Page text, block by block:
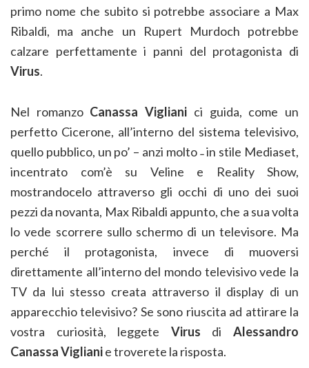
primo nome che subito si potrebbe associare a Max
Ribaldi, ma anche un Rupert Murdoch potrebbe
calzare perfettamente i panni del protagonista di
Virus.
Nel romanzo Canassa Vigliani ci guida, come un
perfetto Cicerone, all’interno del sistema televisivo,
quello pubblico, un po’ – anzi molto ˗ in stile Mediaset,
incentrato com’è su Veline e Reality Show,
mostrandocelo attraverso gli occhi di uno dei suoi
pezzi da novanta, Max Ribaldi appunto, che a sua volta
lo vede scorrere sullo schermo di un televisore. Ma
perché il protagonista, invece di muoversi
direttamente all’interno del mondo televisivo vede la
TV da lui stesso creata attraverso il display di un
apparecchio televisivo? Se sono riuscita ad attirare la
vostra curiosità, leggete Virus diAlessandro
Canassa Viglianie troverete la risposta.